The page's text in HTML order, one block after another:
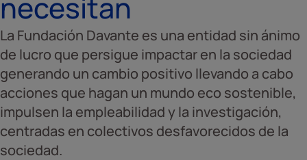
La Fundación Davante es una entidad sin ánimo
de lucro que persigue impactar en la sociedad
generando un cambio positivo llevando a cabo
acciones que hagan un mundo eco sostenible,
impulsen la empleabilidad y la investigación,
centradas en colectivos desfavorecidos de la
sociedad.